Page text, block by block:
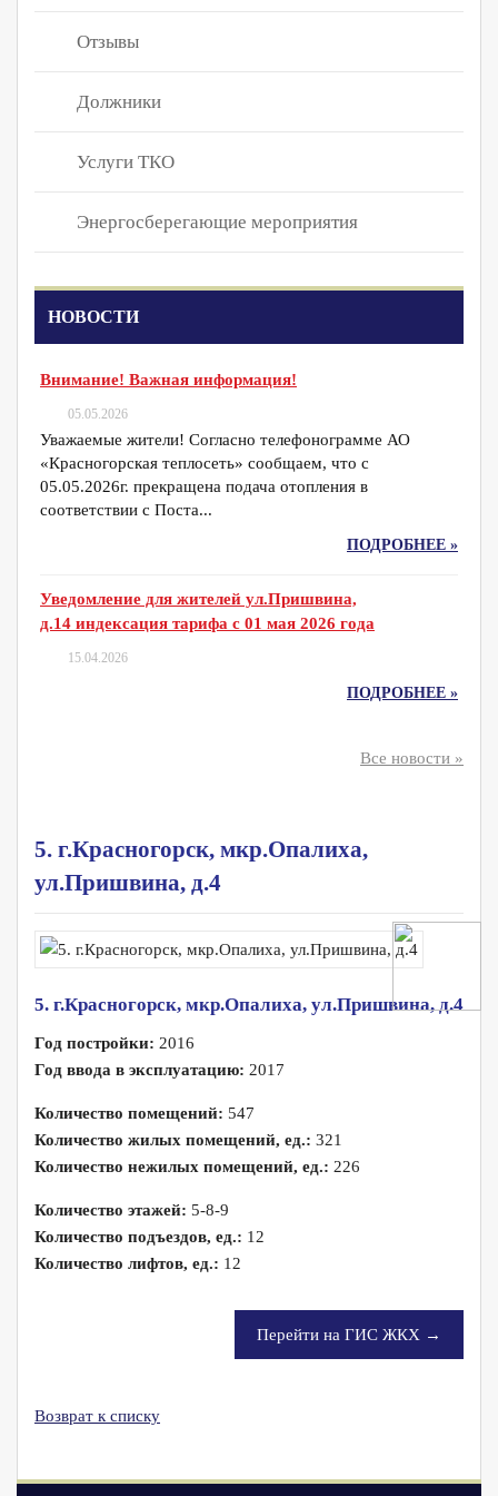
Отзывы
Должники
Услуги ТКО
Энергосберегающие мероприятия
НОВОСТИ
Внимание! Важная информация!
05.05.2026
Уважаемые жители! Согласно телефонограмме АО
«Красногорская теплосеть» сообщаем, что с
05.05.2026г. прекращена подача отопления в
соответствии с Поста...
ПОДРОБНЕЕ »
Уведомление для жителей ул.Пришвина,
д.14 индексация тарифа с 01 мая 2026 года
15.04.2026
ПОДРОБНЕЕ »
Все новости »
5. г.Красногорск, мкр.Опалиха,
ул.Пришвина, д.4
5. г.Красногорск, мкр.Опалиха, ул.Пришвина, д.4
Год постройки: 2016
Год ввода в эксплуатацию: 2017
Количество помещений: 547
Количество жилых помещений, ед.: 321
Количество нежилых помещений, ед.: 226
Количество этажей: 5-8-9
Количество подъездов, ед.: 12
Количество лифтов, ед.: 12
Перейти на ГИС ЖКХ →
Возврат к списку